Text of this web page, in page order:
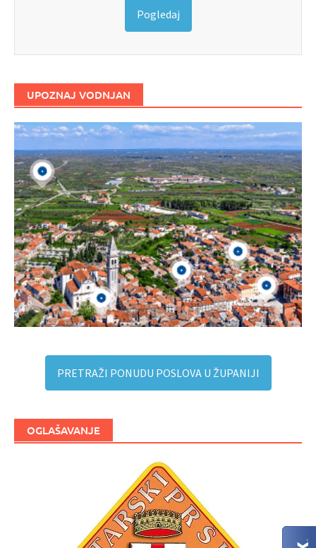
Pogledaj
UPOZNAJ VODNJAN
PRETRAŽI PONUDU POSLOVA U ŽUPANIJI
OGLAŠAVANJE